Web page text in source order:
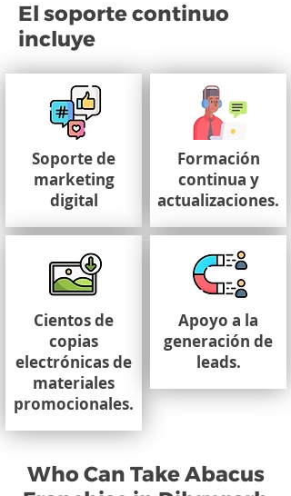
El soporte continuo
incluye
Soporte de
marketing
digital
Cientos de
copias
electrónicas de
materiales
promocionales.
Formación
continua y
actualizaciones.
Apoyo a la
generación de
leads.
Who Can Take Abacus